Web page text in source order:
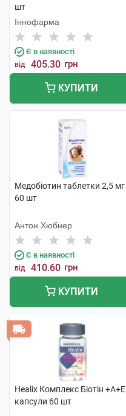
шт
Іннофарма
Є в наявності
від 405.30 грн
КУПИТИ
Медобіотин таблетки 2,5 мг
60 шт
Антон Хюбнер
Є в наявності
від 410.60 грн
КУПИТИ
Healix Комплекс Біотін +А+Е
капсули 60 шт